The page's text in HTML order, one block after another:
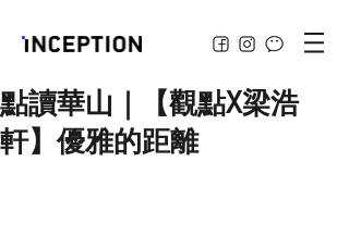
點讀華山｜【觀點X梁浩
軒】優雅的距離